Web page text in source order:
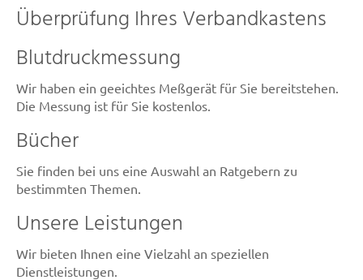
Überprüfung Ihres Verbandkastens
Blutdruckmessung
Wir haben ein geeichtes Meßgerät für Sie bereitstehen.
Die Messung ist für Sie kostenlos.
Bücher
Sie finden bei uns eine Auswahl an Ratgebern zu
bestimmten Themen.
Unsere Leistungen
Wir bieten Ihnen eine Vielzahl an speziellen
Dienstleistungen.